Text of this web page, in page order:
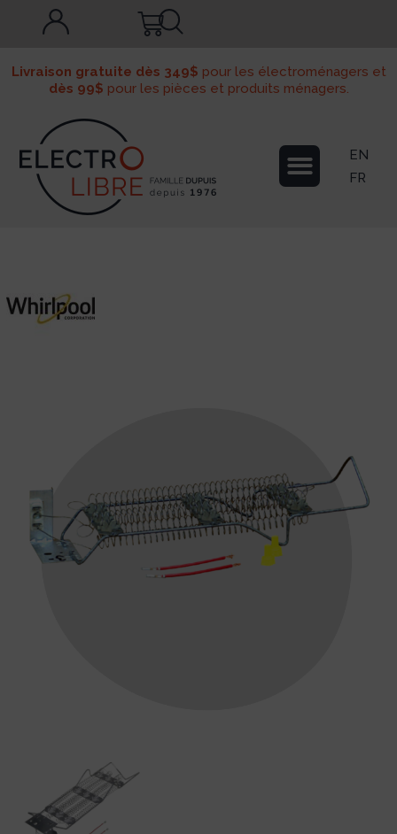
Livraison gratuite dès 349$ pour les électroménagers et
dès 99$ pour les pièces et produits ménagers.
EN
FR